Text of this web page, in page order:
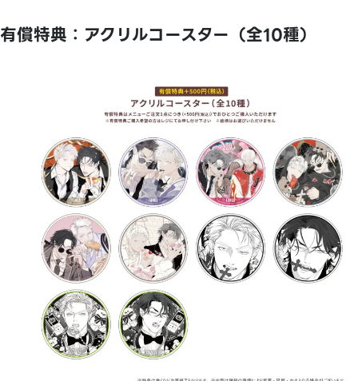
有償特典：アクリルコースター（全10種）